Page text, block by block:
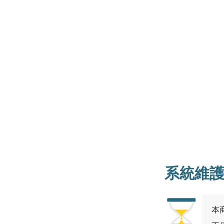
系統維
本